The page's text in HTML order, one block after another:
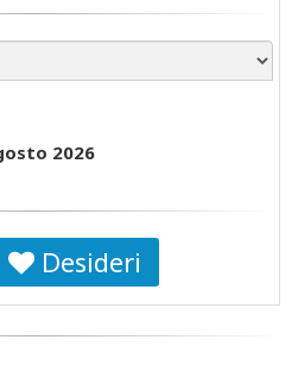
2026
Desideri